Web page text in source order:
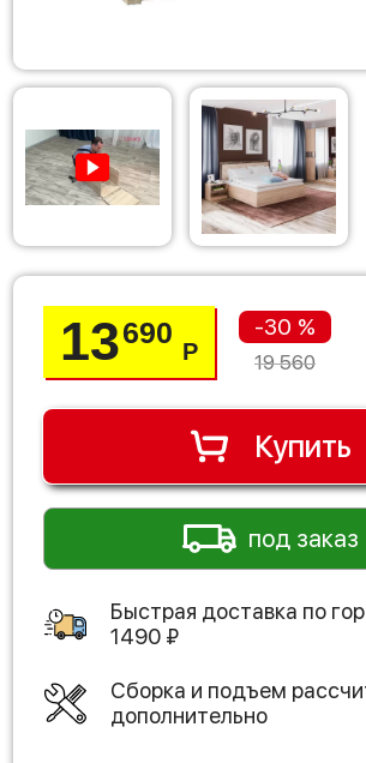
13690
Р
-30 %
19 560
Купить
под заказ
Быстрая доставка по
1490 ₽
Сборка и подъем
дополнительно